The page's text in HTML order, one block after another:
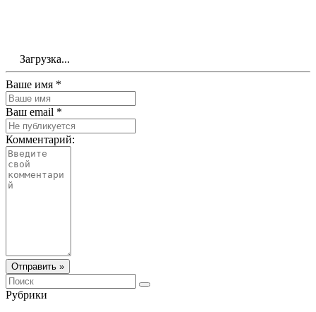
Загрузка...
Ваше имя *
Ваш email *
Комментарий:
Отправить »
Рубрики